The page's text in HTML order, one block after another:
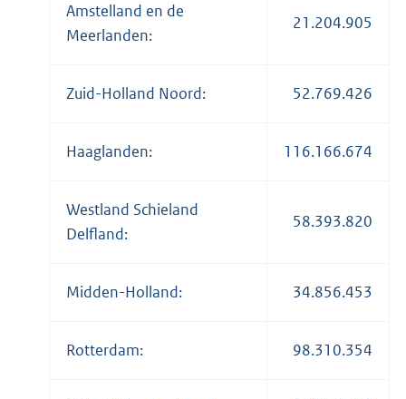
Amstelland en de
Meerlanden:
21.204.905
Zuid-Holland Noord: 52.769.426
Haaglanden: 116.166.674
Westland Schieland
Delfland:
58.393.820
Midden-Holland: 34.856.453
Rotterdam: 98.310.354